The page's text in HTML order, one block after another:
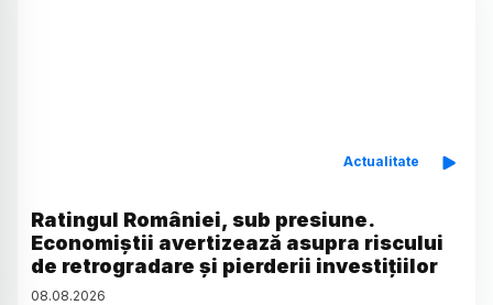
Actualitate
Ratingul României, sub presiune.
Economiștii avertizează asupra riscului
de retrogradare și pierderii investițiilor
08.08.2026